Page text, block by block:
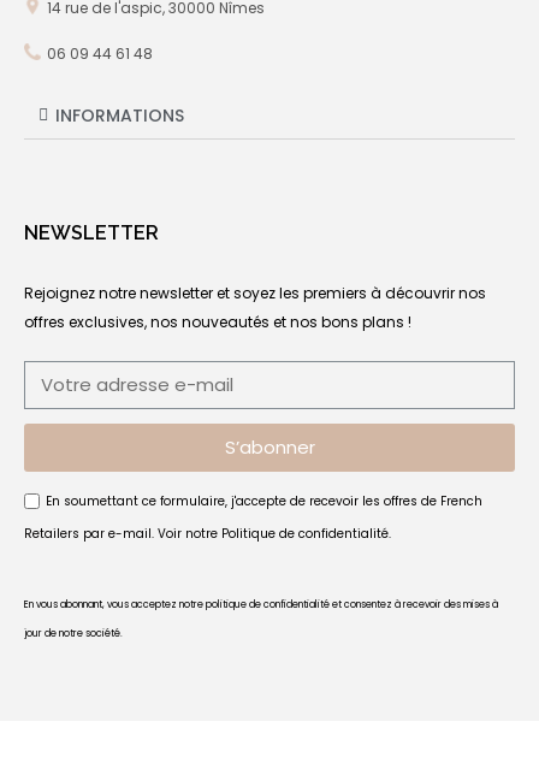
14 rue de l'aspic, 30000 Nîmes
06 09 44 61 48
INFORMATIONS
NEWSLETTER
Rejoignez notre newsletter et soyez les premiers à découvrir nos
offres exclusives, nos nouveautés et nos bons plans !
S’abonner
En soumettant ce formulaire, j'accepte de recevoir les offres de French
Retailers par e-mail. Voir notre Politique de confidentialité.
En vous abonnant, vous acceptez notre politique de confidentialité et consentez à recevoir des mises à
jour de notre société.